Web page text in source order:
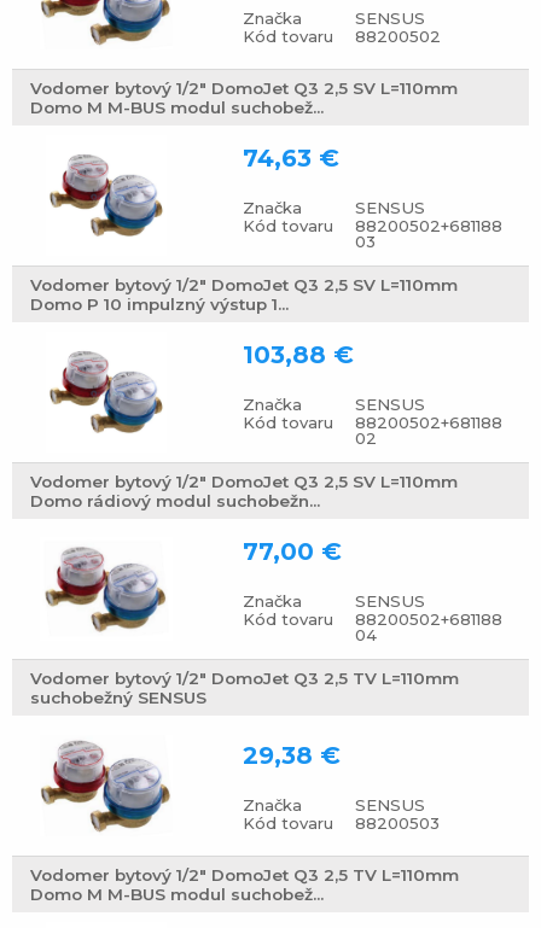
Značka
SENSUS
Kód tovaru
88200502
Vodomer bytový 1/2" DomoJet Q3 2,5 SV L=110mm
Domo M M-BUS modul suchobež...
Značka
SENSUS
Kód tovaru
88200502+681188
03
74,63 €
Vodomer bytový 1/2" DomoJet Q3 2,5 SV L=110mm
Domo P 10 impulzný výstup 1...
Značka
SENSUS
Kód tovaru
88200502+681188
02
103,88 €
Vodomer bytový 1/2" DomoJet Q3 2,5 SV L=110mm
Domo rádiový modul suchobežn...
Značka
SENSUS
Kód tovaru
88200502+681188
04
77,00 €
Vodomer bytový 1/2" DomoJet Q3 2,5 TV L=110mm
suchobežný SENSUS
Značka
SENSUS
Kód tovaru
88200503
29,38 €
Vodomer bytový 1/2" DomoJet Q3 2,5 TV L=110mm
Domo M M-BUS modul suchobež...